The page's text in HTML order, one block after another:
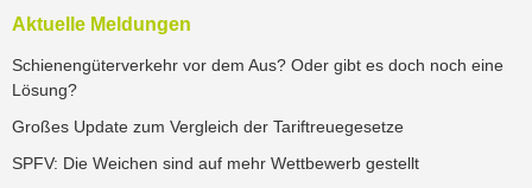
Aktuelle Meldungen
Schienengüterverkehr vor dem Aus? Oder gibt es doch noch eine
Lösung?
Großes Update zum Vergleich der Tariftreuegesetze
SPFV: Die Weichen sind auf mehr Wettbewerb gestellt